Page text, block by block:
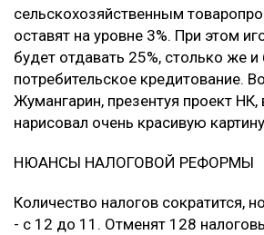
сельскохозяйственным
оставят на уровне 3%. При этом
будет отдавать 25%, столько же и
потребительское кредитование.
Жумангарин, презентуя проект НК,
нарисовал очень красивую
НЮАНСЫ НАЛОГОВОЙ РЕФОРМЫ
Количество налогов сократится,
- с 12 до 11. Отменят 128